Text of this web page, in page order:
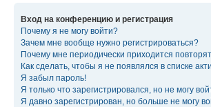
Вход на конференцию и регистрация
Почему я не могу войти?
Зачем мне вообще нужно регистрироваться?
Почему мне периодически приходится
Как сделать, чтобы я не появлялся в списке
Я забыл пароль!
Я только что зарегистрировался, но не могу
Я давно зарегистрирован, но больше не могу